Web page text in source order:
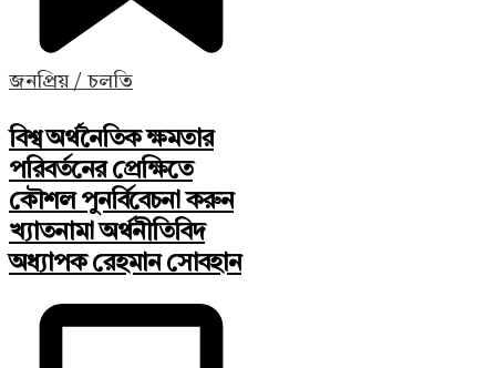
জনপ্রিয় / চলতি
বিশ্ব অর্থনৈতিক ক্ষমতার
পরিবর্তনের প্রেক্ষিতে
কৌশল পুনর্বিবেচনা করুন
খ্যাতনামা অর্থনীতিবিদ
অধ্যাপক রেহমান সোবহান